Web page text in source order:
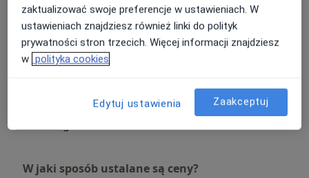
Poradnictwo dla rodziców
Darmowa usługa Szczegóły
W jaki sposób ustalane są ceny?
zaktualizować swoje preferencje w ustawieniach. W
ustawieniach znajdziesz również linki do polityk
prywatności stron trzecich. Więcej informacji znajdziesz
w polityka cookies
Edytuj ustawienia Zaakceptuj